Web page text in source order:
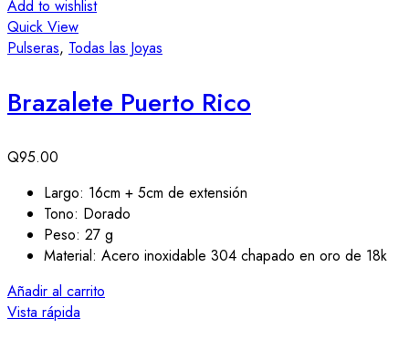
Add to wishlist
Quick View
Pulseras, Todas las Joyas
Brazalete Puerto Rico
Q95.00
Largo: 16cm + 5cm de extensión
Tono: Dorado
Peso: 27 g
Material: Acero inoxidable 304 chapado en oro de 18k
Añadir al carrito
Vista rápida